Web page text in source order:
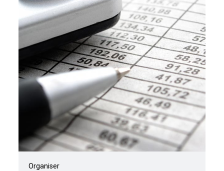
Organiser